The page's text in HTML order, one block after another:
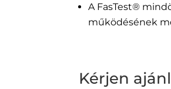
A FasTest®
működésének
Kérjen